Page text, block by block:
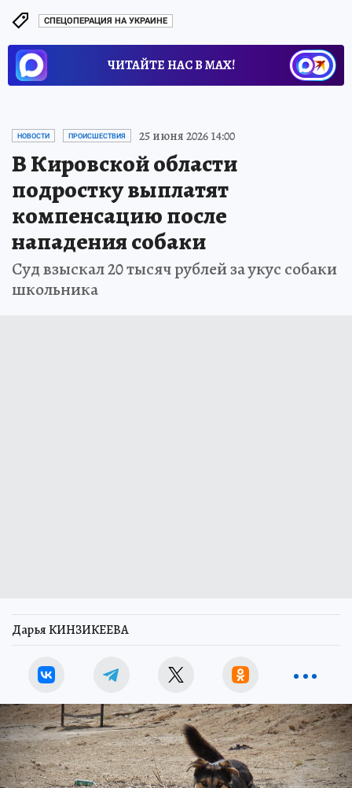
СПЕЦОПЕРАЦИЯ НА УКРАИНЕ
ЧИТАЙТЕ НАС В МАХ!
НОВОСТИ ПРОИСШЕСТВИЯ 25 июня 2026 14:00
В Кировской области
подростку выплатят
компенсацию после
нападения собаки
Суд взыскал 20 тысяч рублей за укус собаки
школьника
Дарья КИНЗИКЕЕВА